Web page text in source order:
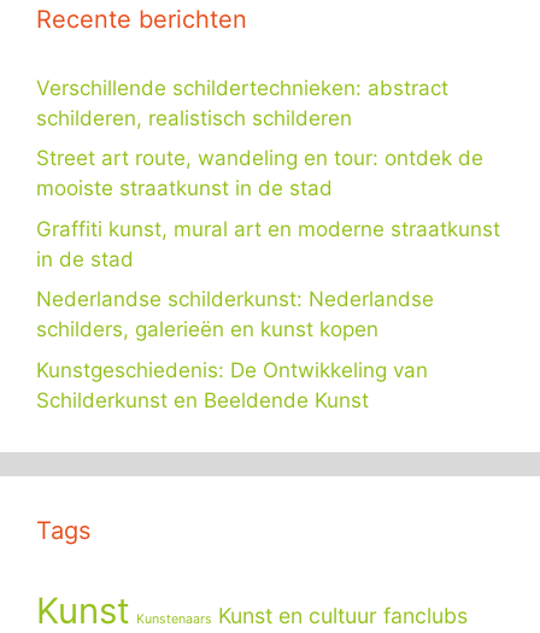
Recente berichten
Verschillende schildertechnieken: abstract
schilderen, realistisch schilderen
Street art route, wandeling en tour: ontdek de
mooiste straatkunst in de stad
Graffiti kunst, mural art en moderne straatkunst
in de stad
Nederlandse schilderkunst: Nederlandse
schilders, galerieën en kunst kopen
Kunstgeschiedenis: De Ontwikkeling van
Schilderkunst en Beeldende Kunst
Tags
Kunst Kunstenaars Kunst en cultuur fanclubs